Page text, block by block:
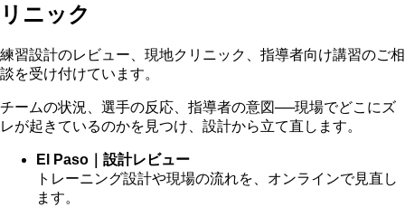
リニック
練習設計のレビュー、現地クリニック、指導者向け講習のご相
談を受け付けています。
チームの状況、選手の反応、指導者の意図──現場でどこにズ
レが起きているのかを見つけ、設計から立て直します。
El Paso｜設計レビュー
トレーニング設計や現場の流れを、オンラインで見直し
ます。